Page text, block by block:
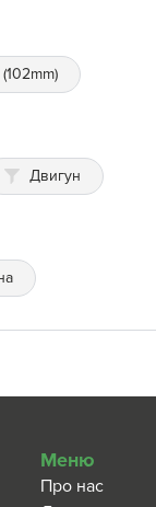
Двигун
Меню
Про нас